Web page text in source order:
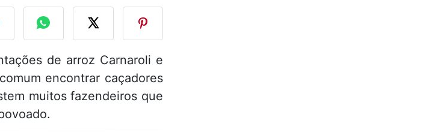
de arroz Carnaroli e
encontrar caçadores
muitos fazendeiros que